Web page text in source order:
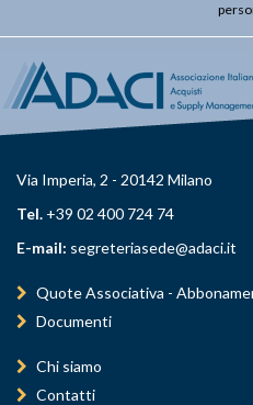
Via Imperia, 2 - 20142 Milano
Tel. +39 02 400 724 74
E-mail: segreteriasede@adaci.it
Quote Associativa -
Documenti
Chi siamo
Contatti